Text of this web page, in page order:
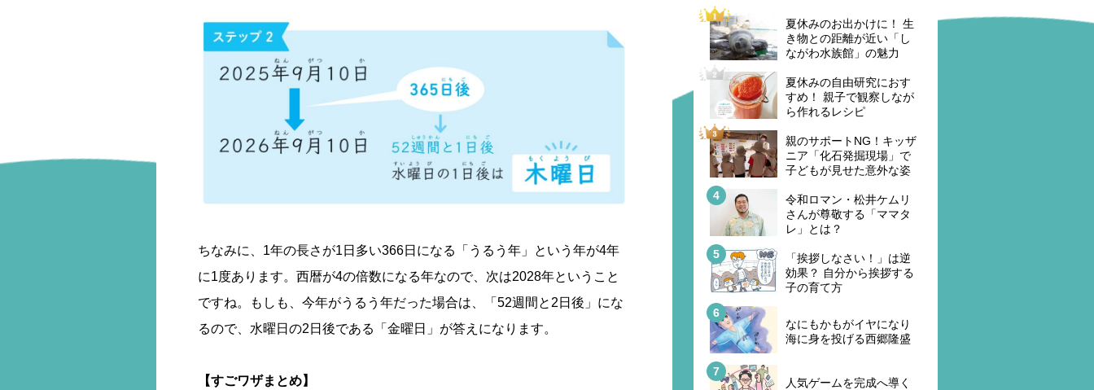
ちなみに、1年の長さが1日多い366日になる「うるう年」という年が4年
に1度あります。西暦が4の倍数になる年なので、次は2028年ということ
ですね。もしも、今年がうるう年だった場合は、「52週間と2日後」にな
るので、水曜日の2日後である「金曜日」が答えになります。
【すごワザまとめ】
夏休みのお出かけに！ 生
き物との距離が近い「し
ながわ水族館」の魅力
夏休みの自由研究におす
すめ！ 親子で観察しなが
ら作れるレシピ
親のサポートNG！キッザ
ニア「化石発掘現場」で
子どもが見せた意外な姿
令和ロマン・松井ケムリ
さんが尊敬する「ママタ
レ」とは？
「挨拶しなさい！」は逆
効果？ 自分から挨拶する
子の育て方
なにもかもがイヤになり
海に身を投げる西郷隆盛
人気ゲームを完成へ導く